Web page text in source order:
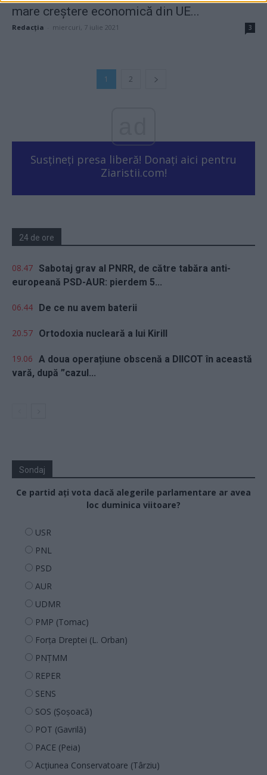
mare creștere economică din UE...
Redacţia miercuri, 7 iulie 2021 3
1 2
Susțineți presa liberă! Donați aici pentru
Ziaristii.com!
24 de ore
08.47 Sabotaj grav al PNRR, de către tabăra anti-
europeană PSD-AUR: pierdem 5...
06.44 De ce nu avem baterii
20.57 Ortodoxia nucleară a lui Kirill
19.06 A doua operațiune obscenă a DIICOT în această
vară, după ”cazul...
Sondaj
Ce partid ați vota dacă alegerile parlamentare ar avea
loc duminica viitoare?
USR
PNL
PSD
AUR
UDMR
PMP (Tomac)
Forța Dreptei (L. Orban)
PNȚMM
REPER
SENS
SOS (Șoșoacă)
POT (Gavrilă)
PACE (Peia)
Acțiunea Conservatoare (Târziu)